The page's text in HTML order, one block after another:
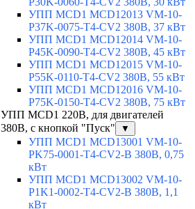
УПП MCD1 MCD12013 VM-10-
P37K-0075-T4-CV2 380В, 37 кВт
УПП MCD1 MCD12014 VM-10-
P45K-0090-T4-CV2 380В, 45 кВт
УПП MCD1 MCD12015 VM-10-
P55K-0110-T4-CV2 380В, 55 кВт
УПП MCD1 MCD12016 VM-10-
P75K-0150-T4-CV2 380В, 75 кВт
УПП MCD1 220В, для двигателей
380В, с кнопкой "Пуск"
▼
УПП MCD1 MCD13001 VM-10-
PK75-0001-T4-CV2-B 380В, 0,75
кВт
УПП MCD1 MCD13002 VM-10-
P1K1-0002-T4-CV2-B 380В, 1,1
кВт